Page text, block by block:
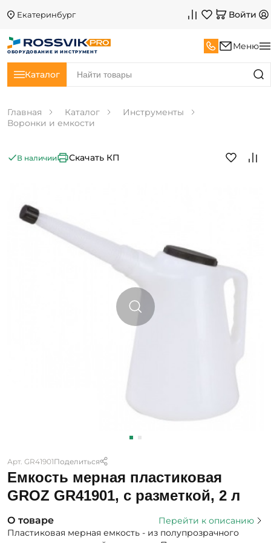
Екатеринбург Войти
ОБОРУДОВАНИЕ И ИНСТРУМЕНТ
Меню
Каталог
Главная Каталог
Инструменты
Воронки и емкости
Арт. GR41901Поделиться
Емкость мерная пластиковая
GROZ GR41901, с разметкой, 2 л
В наличии Скачать КП
О товаре
Перейти к описанию
Пластиковая мерная емкость - из полупрозрачного